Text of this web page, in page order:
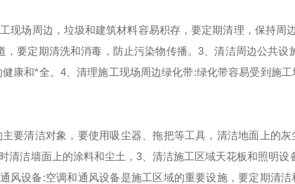
现场周边，垃圾和建筑材料容易积存，要定期清理，保持周
要定期清洗和消毒，防止污染物传播。3、清洁周边公共设
健康和*全。 4、清理施工现场周边绿化带:绿化带容易受到施
要清洁对象，要使用吸尘器、拖把等工具，清洁地面上的
清洁墙面上的涂料和尘土，3、清洁施工区域天花板和照明设
风设备:空调和通风设备是施工区域的重要设施，要定期清洁